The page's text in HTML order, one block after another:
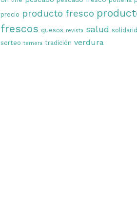
precio producto fresco
frescos quesos revista salud
sorteo ternera tradición verdura